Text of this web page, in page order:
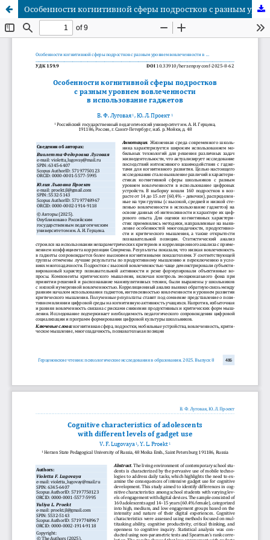
Особенности когнитивной сферы подростков с разным уровнем вовлеченности в использование гаджетов